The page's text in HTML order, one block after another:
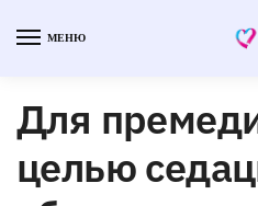
МЕНЮ
Для
целью